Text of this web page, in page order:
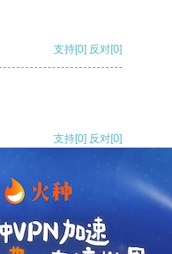
支持[0] 反对[0]
支持[0] 反对[0]
支持[0] 反对